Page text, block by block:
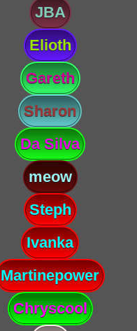
JBA
Elioth
Gareth
Sharon
Da Silva
meow
Steph
Ivanka
Martinepower
Chryscool